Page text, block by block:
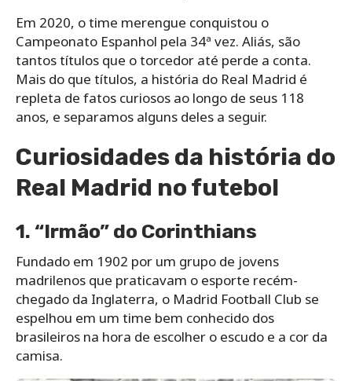
Em 2020, o time merengue conquistou o
Campeonato Espanhol pela 34ª vez. Aliás, são
tantos títulos que o torcedor até perde a conta.
Mais do que títulos, a história do Real Madrid é
repleta de fatos curiosos ao longo de seus 118
anos, e separamos alguns deles a seguir.
Curiosidades da história do
Real Madrid no futebol
1. “Irmão” do Corinthians
Fundado em 1902 por um grupo de jovens
madrilenos que praticavam o esporte recém-
chegado da Inglaterra, o Madrid Football Club se
espelhou em um time bem conhecido dos
brasileiros na hora de escolher o escudo e a cor da
camisa.